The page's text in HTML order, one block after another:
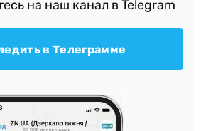
на наш канал в Telegram
в Телеграмме